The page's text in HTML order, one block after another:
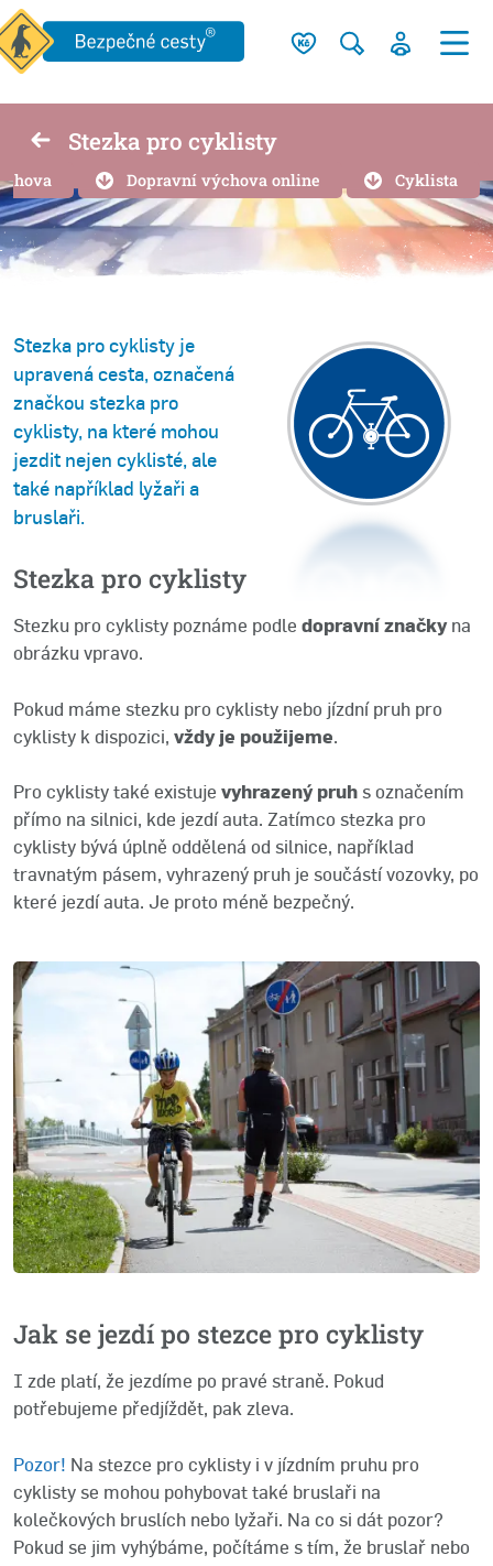
Stezka pro cyklisty
Dopravní výchova online Cyklista
Stezka pro cyklisty je
upravená cesta, označená
značkou stezka pro
cyklisty, na které mohou
jezdit nejen cyklisté, ale
také například lyžaři a
bruslaři.
Stezka pro cyklisty
Stezku pro cyklisty poznáme podle dopravní značkyna
obrázku vpravo.
Pokud máme stezku pro cyklisty nebo jízdní pruh pro
cyklisty k dispozici, vždy je použijeme.
Pro cyklisty také existuje vyhrazený pruh s označením
přímo na silnici, kde jezdí auta. Zatímco stezka pro
cyklisty bývá úplně oddělená od silnice, například
travnatým pásem, vyhrazený pruh je součástí vozovky, po
které jezdí auta. Je proto méně bezpečný.
Jak se jezdí po stezce pro cyklisty
I zde platí, že jezdíme po pravé straně. Pokud
potřebujeme předjíždět, pak zleva.
Pozor! Na stezce pro cyklisty i v jízdním pruhu pro
cyklisty se mohou pohybovat také bruslaři na
kolečkových bruslích nebo lyžaři. Na co si dát pozor?
Pokud se jim vyhýbáme, počítáme s tím, že bruslař nebo